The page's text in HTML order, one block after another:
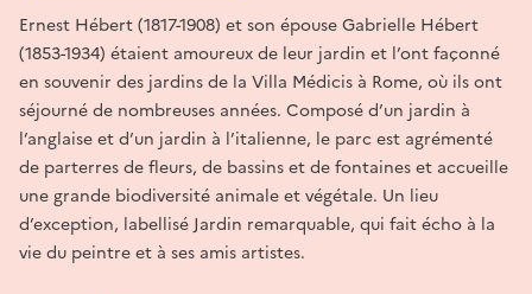
Ernest Hébert (1817-1908) et son épouse Gabrielle Hébert
(1853-1934) étaient amoureux de leur jardin et l’ont façonné
en souvenir des jardins de la Villa Médicis à Rome, où ils ont
séjourné de nombreuses années. Composé d’un jardin à
l’anglaise et d’un jardin à l’italienne, le parc est agrémenté
de parterres de fleurs, de bassins et de fontaines et accueille
une grande biodiversité animale et végétale. Un lieu
d’exception, labellisé Jardin remarquable, qui fait écho à la
vie du peintre et à ses amis artistes.